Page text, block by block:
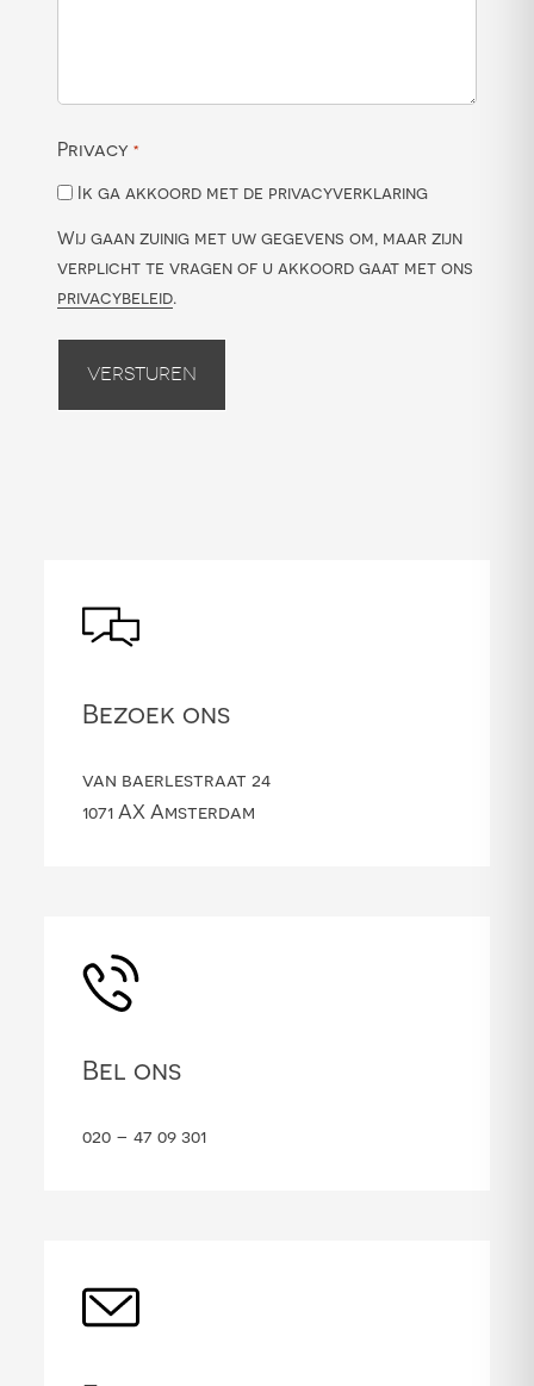
Privacy *
Ik ga akkoord met de privacyverklaring
Wij gaan zuinig met uw gegevens om, maar zijn
verplicht te vragen of u akkoord gaat met ons
privacybeleid.
Versturen
Bezoek ons
van baerlestraat 24
1071 AX Amsterdam
Bel ons
020 – 47 09 301